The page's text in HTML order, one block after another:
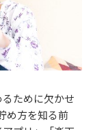
ために欠かせ
め方を知る前